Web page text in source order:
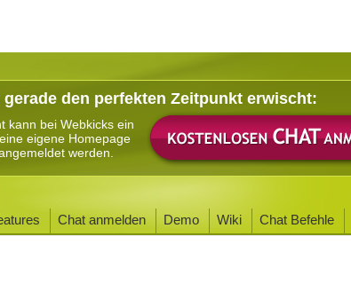
gerade den perfekten Zeitpunkt erwischt:
kann bei Webkicks ein
eigene Homepage
werden.
Chat anmelden Demo Wiki Chat Befehle